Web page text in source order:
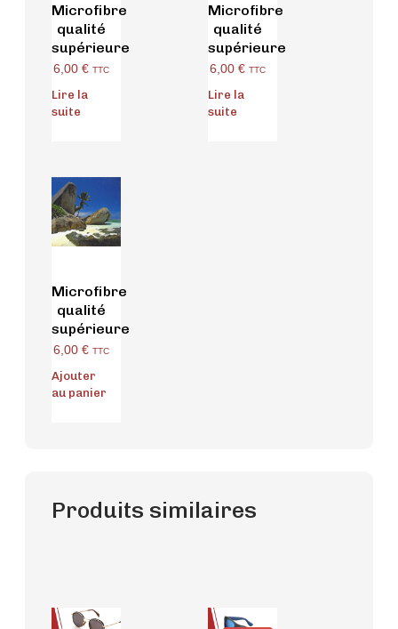
Microfibre
qualité
supérieure
6,00 € TTC
Lire la
suite
Microfibre
qualité
supérieure
6,00 € TTC
Lire la
suite
Microfibre
qualité
supérieure
6,00 € TTC
Ajouter
au panier
Produits similaires